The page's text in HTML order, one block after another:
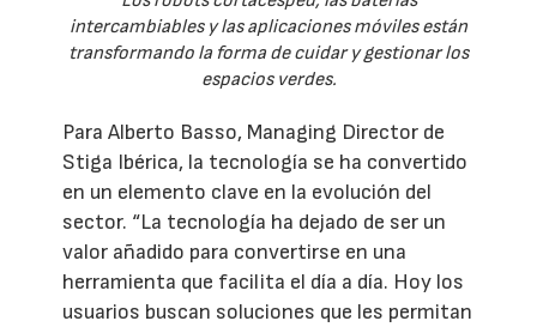
intercambiables y las aplicaciones móviles están
transformando la forma de cuidar y gestionar los
espacios verdes.
Para Alberto Basso, Managing Director de
Stiga Ibérica, la tecnología se ha convertido
en un elemento clave en la evolución del
sector. “La tecnología ha dejado de ser un
valor añadido para convertirse en una
herramienta que facilita el día a día. Hoy los
usuarios buscan soluciones que les permitan